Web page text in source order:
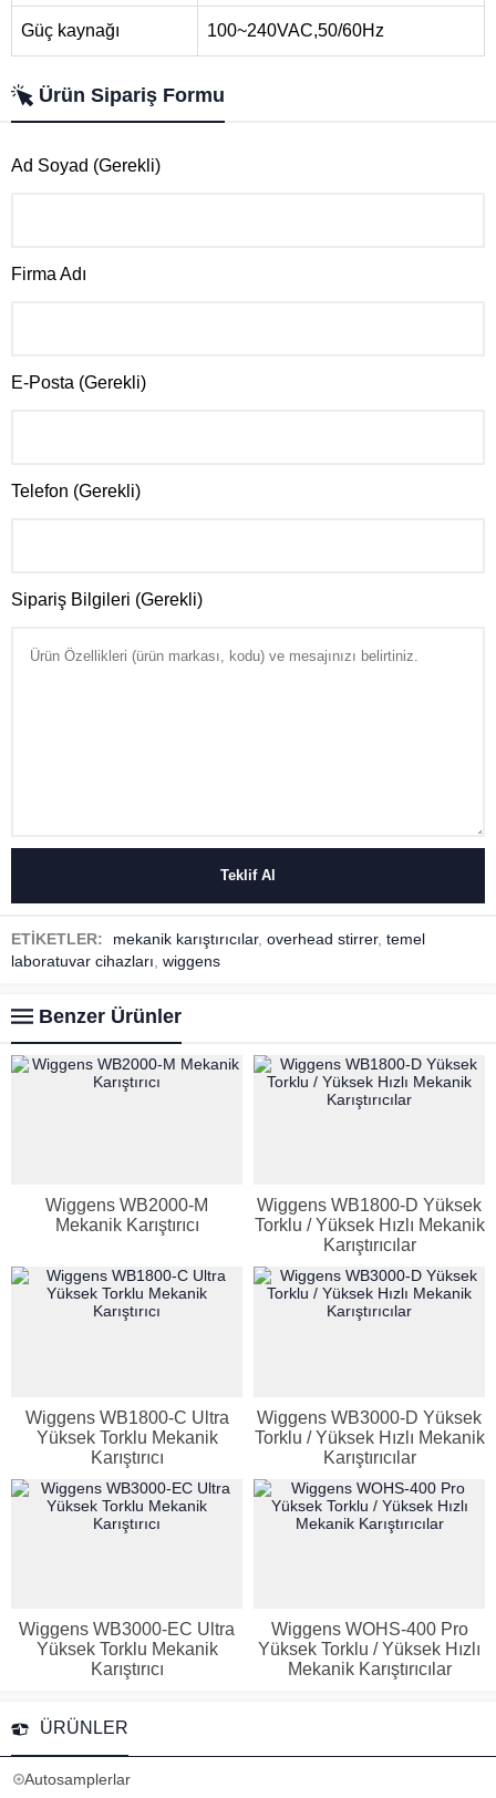
Güç kaynağı 100~240VAC,50/60Hz
Ürün Sipariş Formu
Ad Soyad (Gerekli)
Firma Adı
E-Posta (Gerekli)
Telefon (Gerekli)
Sipariş Bilgileri (Gerekli)
ETİKETLER: mekanik karıştırıcılar, overhead stirrer, temel
laboratuvar cihazları wiggens
Benzer Ürünler
Wiggens WB2000-M
Mekanik Karıştırıcı
Wiggens WB1800-D Yüksek
Torklu / Yüksek Hızlı Mekanik
Karıştırıcılar
Wiggens WB1800-C Ultra
Yüksek Torklu Mekanik
Karıştırıcı
Wiggens WB3000-D Yüksek
Torklu / Yüksek Hızlı Mekanik
Karıştırıcılar
Wiggens WB3000-EC Ultra
Yüksek Torklu Mekanik
Karıştırıcı
Wiggens WOHS-400 Pro
Yüksek Torklu / Yüksek Hızlı
Mekanik Karıştırıcılar
ÜRÜNLER
Autosamplerlar